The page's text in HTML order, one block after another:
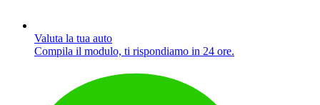
Valuta la tua auto
Compila il modulo, ti rispondiamo in 24 ore.